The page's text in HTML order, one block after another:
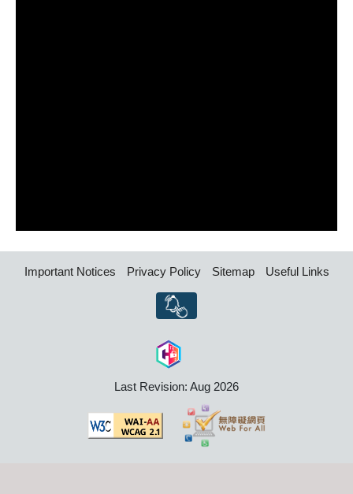
Important Notices Privacy Policy Sitemap Useful Links
Last Revision: Aug 2026